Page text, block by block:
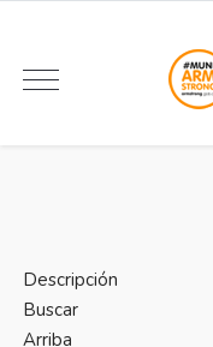
Descripción
Buscar
Arriba